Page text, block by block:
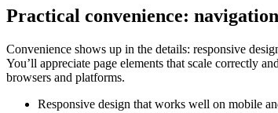
Practical convenience:
Convenience shows up in the details: responsive
You’ll appreciate page elements that scale correctly
browsers and platforms.
Responsive design that works well on mobile